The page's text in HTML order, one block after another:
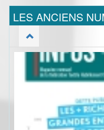
LES ANCIENS